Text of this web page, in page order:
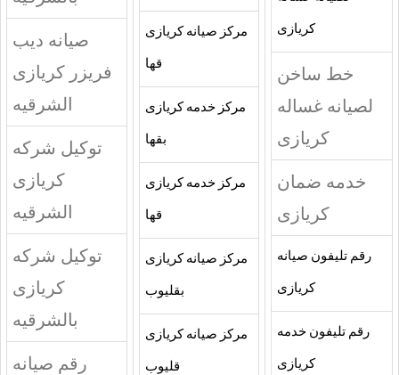
كريازى
خط ساخن
لصيانه غساله
كريازى
خدمه ضمان
كريازى
رقم تليفون صيانه
كريازى
رقم تليفون خدمه
كريازى
مركز صيانه كريازى
قها
مركز خدمه كريازى
بقها
مركز خدمه كريازى
قها
مركز صيانه كريازى
بقليوب
مركز صيانه كريازى
قليوب
صيانه ديب
فريزر كريازى
الشرقيه
توكيل شركه
كريازى
الشرقيه
توكيل شركه
كريازى
بالشرقيه
رقم صيانه